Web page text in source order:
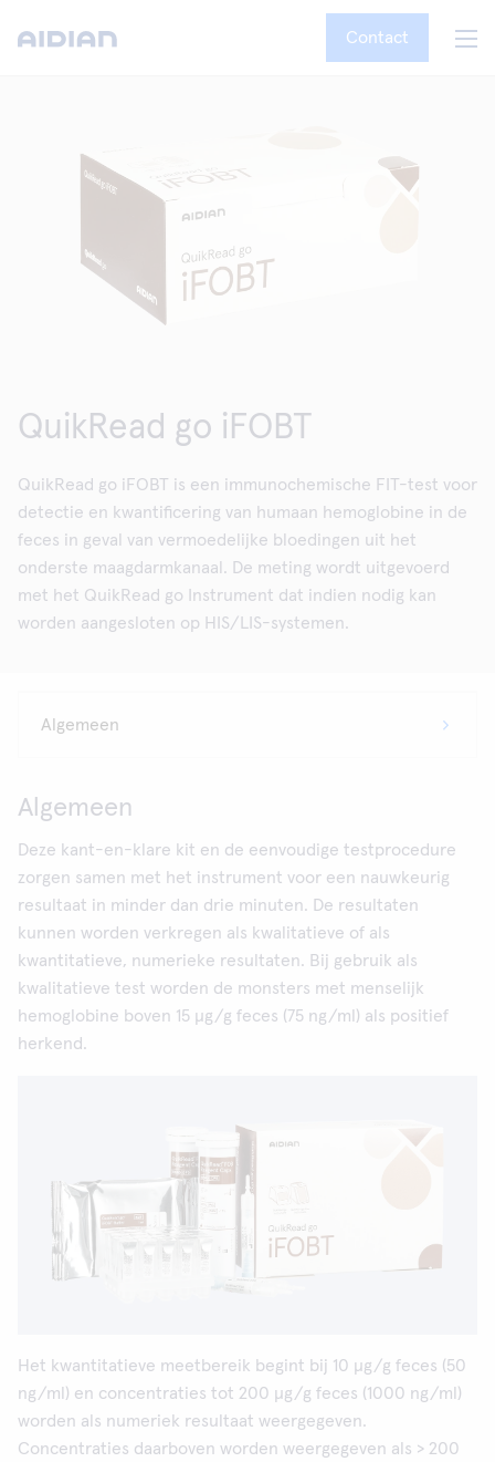
Contact
QuikRead go iFOBT
QuikRead go iFOBT is een immunochemische FIT-test voor
detectie en kwantificering van humaan hemoglobine in de
feces in geval van vermoedelijke bloedingen uit het
onderste maagdarmkanaal. De meting wordt uitgevoerd
met het QuikRead go Instrument dat indien nodig kan
worden aangesloten op HIS/LIS-systemen.
Algemeen
Deze kant-en-klare kit en de eenvoudige testprocedure
zorgen samen met het instrument voor een nauwkeurig
resultaat in minder dan drie minuten. De resultaten
kunnen worden verkregen als kwalitatieve of als
kwantitatieve, numerieke resultaten. Bij gebruik als
kwalitatieve test worden de monsters met menselijk
hemoglobine boven 15 μg/g feces (75 ng/ml) als positief
herkend.
Het kwantitatieve meetbereik begint bij 10 μg/g feces (50
ng/ml) en concentraties tot 200 μg/g feces (1000 ng/ml)
worden als numeriek resultaat weergegeven.
Concentraties daarboven worden weergegeven als > 200